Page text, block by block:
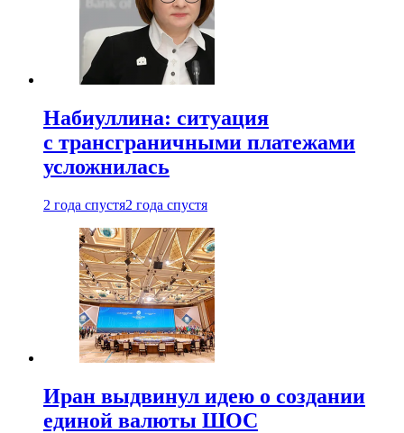
Набиуллина: ситуация
с трансграничными платежами
усложнилась
2 года спустя2 года спустя
Иран выдвинул идею о создании
единой валюты ШОС